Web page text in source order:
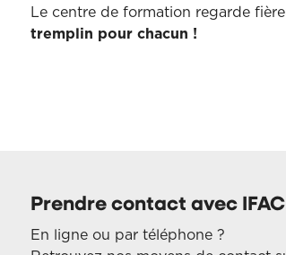
Le centre de formation regarde
tremplin pour chacun !
Prendre contact avec
En ligne ou par téléphone ?